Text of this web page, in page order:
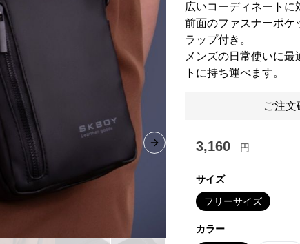
Next slide
広いコーディネートに
前面のファスナーポケ
ラップ付き。
メンズの日常使いに
トに持ち運べます。
ご注
3,160 円
サイズ
フリーサイズ
カラー